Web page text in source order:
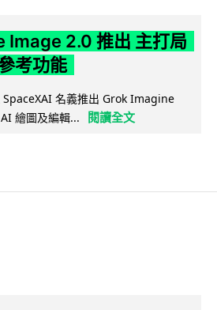
Image 2.0 推出 主打局
考功能
名義推出 Grok Imagine
繪圖及編輯...
閱讀全文